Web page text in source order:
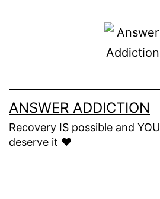
ANSWER ADDICTION
Recovery IS possible and YOU
deserve it ❤️